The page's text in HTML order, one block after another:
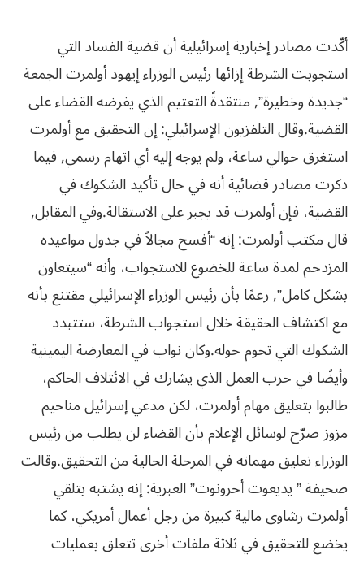
أكّدت مصادر إخبارية إسرائيلية أن قضية الفساد التي
استجوبت الشرطة إزائها رئيس الوزراء إيهود أولمرت الجمعة
“جديدة وخطيرة”, منتقدةً التعتيم الذي يفرضه القضاء على
القضية.وقال التلفزيون الإسرائيلي: إن التحقيق مع أولمرت
استغرق حوالي ساعة، ولم يوجه إليه أي اتهام رسمي, فيما
ذكرت مصادر قضائية أنه في حال تأكيد الشكوك في
القضية، فإن أولمرت قد يجبر على الاستقالة.وفي المقابل,
قال مكتب أولمرت: إنه “أفسح مجالاً في جدول مواعيده
المزدحم لمدة ساعة للخضوع للاستجواب، وأنه “سيتعاون
بشكل كامل”, زعمًا بأن رئيس الوزراء الإسرائيلي مقتنع بأنه
مع اكتشاف الحقيقة خلال استجواب الشرطة، ستتبدد
الشكوك التي تحوم حوله.وكان نواب في المعارضة اليمينية
وأيضًا في حزب العمل الذي يشارك في الائتلاف الحاكم،
طالبوا بتعليق مهام أولمرت، لكن مدعي إسرائيل مناحيم
مزوز صرّح لوسائل الإعلام بأن القضاء لن يطلب من رئيس
الوزراء تعليق مهماته في المرحلة الحالية من التحقيق.وقالت
صحيفة ” يديعوت أحرونوت” العبرية: إنه يشتبه بتلقي
أولمرت رشاوى مالية كبيرة من رجل أعمال أمريكي، كما
يخضع للتحقيق في ثلاثة ملفات أخرى تتعلق بعمليات